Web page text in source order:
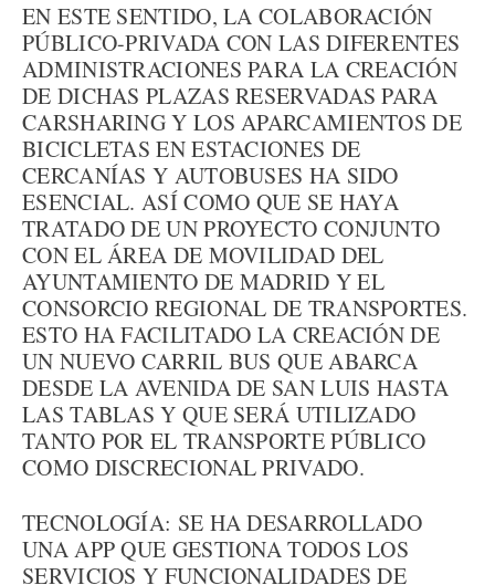
EN ESTE SENTIDO, LA COLABORACIÓN
PÚBLICO-PRIVADA CON LAS DIFERENTES
ADMINISTRACIONES PARA LA CREACIÓN
DE DICHAS PLAZAS RESERVADAS PARA
CARSHARING Y LOS APARCAMIENTOS DE
BICICLETAS EN ESTACIONES DE
CERCANÍAS Y AUTOBUSES HA SIDO
ESENCIAL. ASÍ COMO QUE SE HAYA
TRATADO DE UN PROYECTO CONJUNTO
CON EL ÁREA DE MOVILIDAD DEL
AYUNTAMIENTO DE MADRID Y EL
CONSORCIO REGIONAL DE TRANSPORTES.
ESTO HA FACILITADO LA CREACIÓN DE
UN NUEVO CARRIL BUS QUE ABARCA
DESDE LA AVENIDA DE SAN LUIS HASTA
LAS TABLAS Y QUE SERÁ UTILIZADO
TANTO POR EL TRANSPORTE PÚBLICO
COMO DISCRECIONAL PRIVADO.
TECNOLOGÍA: SE HA DESARROLLADO
UNA APP QUE GESTIONA TODOS LOS
SERVICIOS Y FUNCIONALIDADES DE